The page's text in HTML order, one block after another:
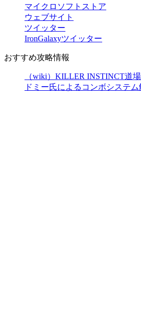
マイクロソフトストア
ウェブサイト
ツイッター
IronGalaxyツイッター
おすすめ攻略情報
（wiki）KILLER INSTINCT道
ドミー氏によるコンボシステ